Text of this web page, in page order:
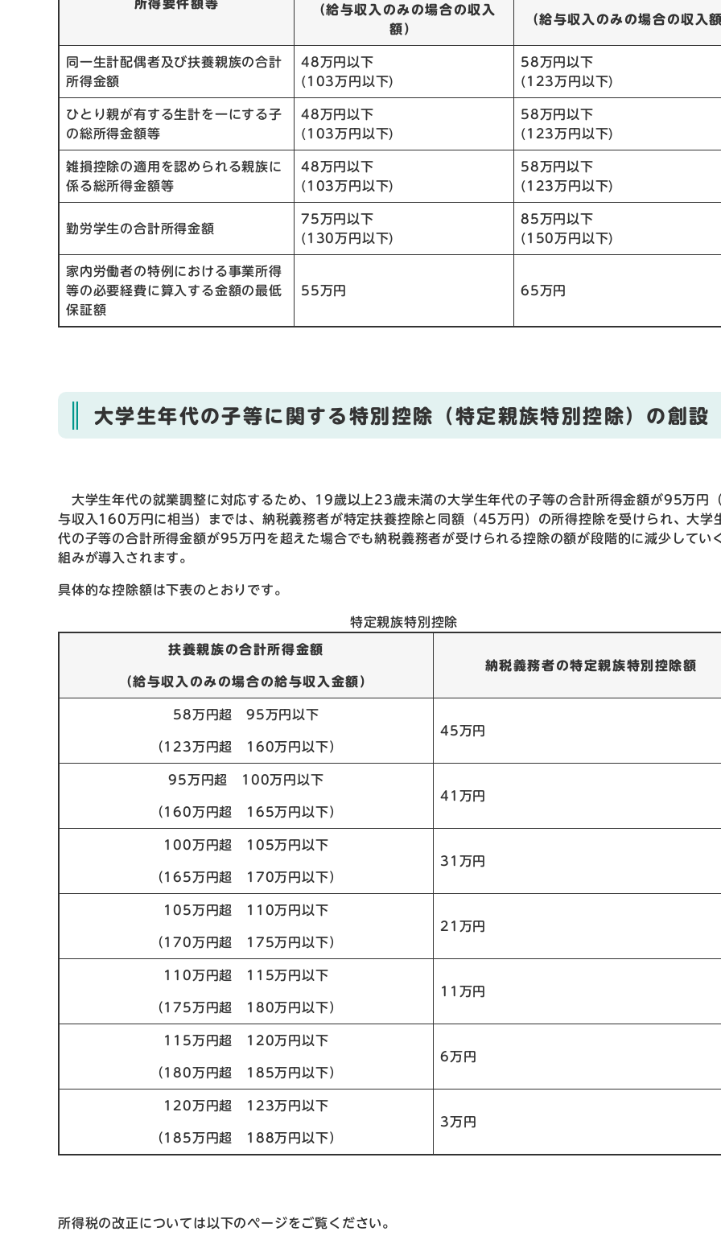
所得要件額等
（給与収入のみの場合の収入
額）
（給与収入のみの場合の収入
同一生計配偶者及び扶養親族の合計
所得金額
48万円以下
(103万円以下)
58万円以下
(123万円以下)
ひとり親が有する生計を一にする子
の総所得金額等
48万円以下
(103万円以下)
58万円以下
(123万円以下)
雑損控除の適用を認められる親族に
係る総所得金額等
48万円以下
(103万円以下)
58万円以下
(123万円以下)
勤労学生の合計所得金額
75万円以下
(130万円以下)
85万円以下
(150万円以下)
家内労働者の特例における事業所得
等の必要経費に算入する金額の最低
保証額
55万円 65万円
大学生年代の子等に関する特別控除（特定親族特別控除）の創設
大学生年代の就業調整に対応するため、19歳以上23歳未満の大学生年代の子等の合計所得金額が95万円
与収入160万円に相当）までは、納税義務者が特定扶養控除と同額（45万円）の所得控除を受けられ、大学
代の子等の合計所得金額が95万円を超えた場合でも納税義務者が受けられる控除の額が段階的に減少してい
組みが導入されます。
具体的な控除額は下表のとおりです。
特定親族特別控除
扶養親族の合計所得金額
（給与収入のみの場合の給与収入金額）
納税義務者の特定親族特別控除額
58万円超 95万円以下
（123万円超 160万円以下）
45万円
95万円超 100万円以下
（160万円超 165万円以下）
41万円
100万円超 105万円以下
（165万円超 170万円以下）
31万円
105万円超 110万円以下
（170万円超 175万円以下）
21万円
110万円超 115万円以下
（175万円超 180万円以下）
11万円
115万円超 120万円以下
（180万円超 185万円以下）
6万円
120万円超 123万円以下
（185万円超 188万円以下）
3万円
所得税の改正については以下のページをご覧ください。